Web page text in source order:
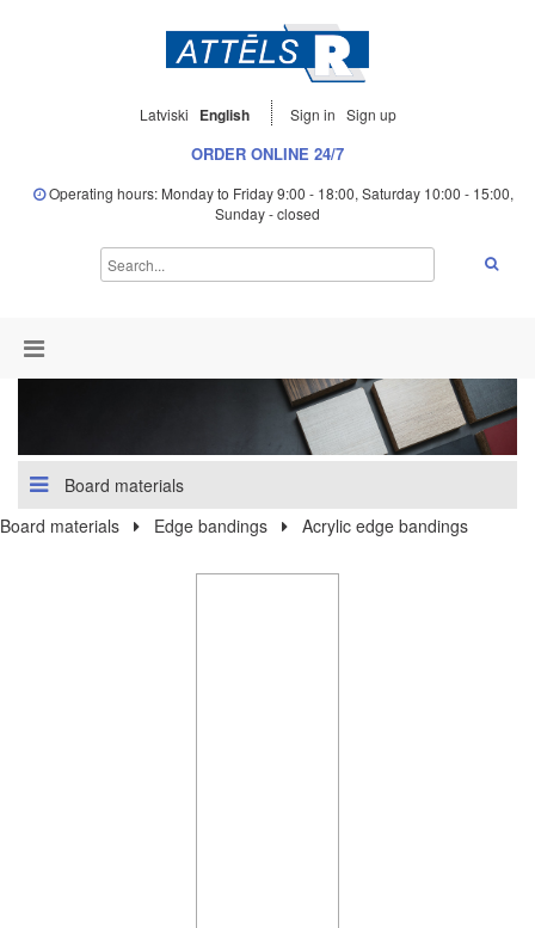
Latviski English Sign in Sign up
ORDER ONLINE 24/7
Operating hours: Monday to Friday 9:00 - 18:00, Saturday 10:00 - 15:00,
Sunday - closed
Board materials
Board materials
Edge bandings Acrylic edge bandings